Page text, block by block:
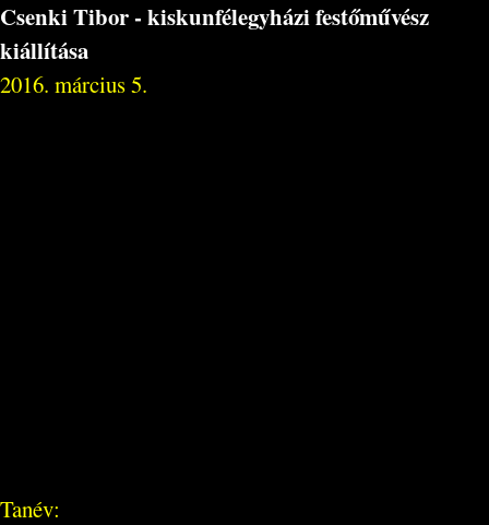
Csenki Tibor - kiskunfélegyházi festőművész
kiállítása
2016. március 5.
Tanév: